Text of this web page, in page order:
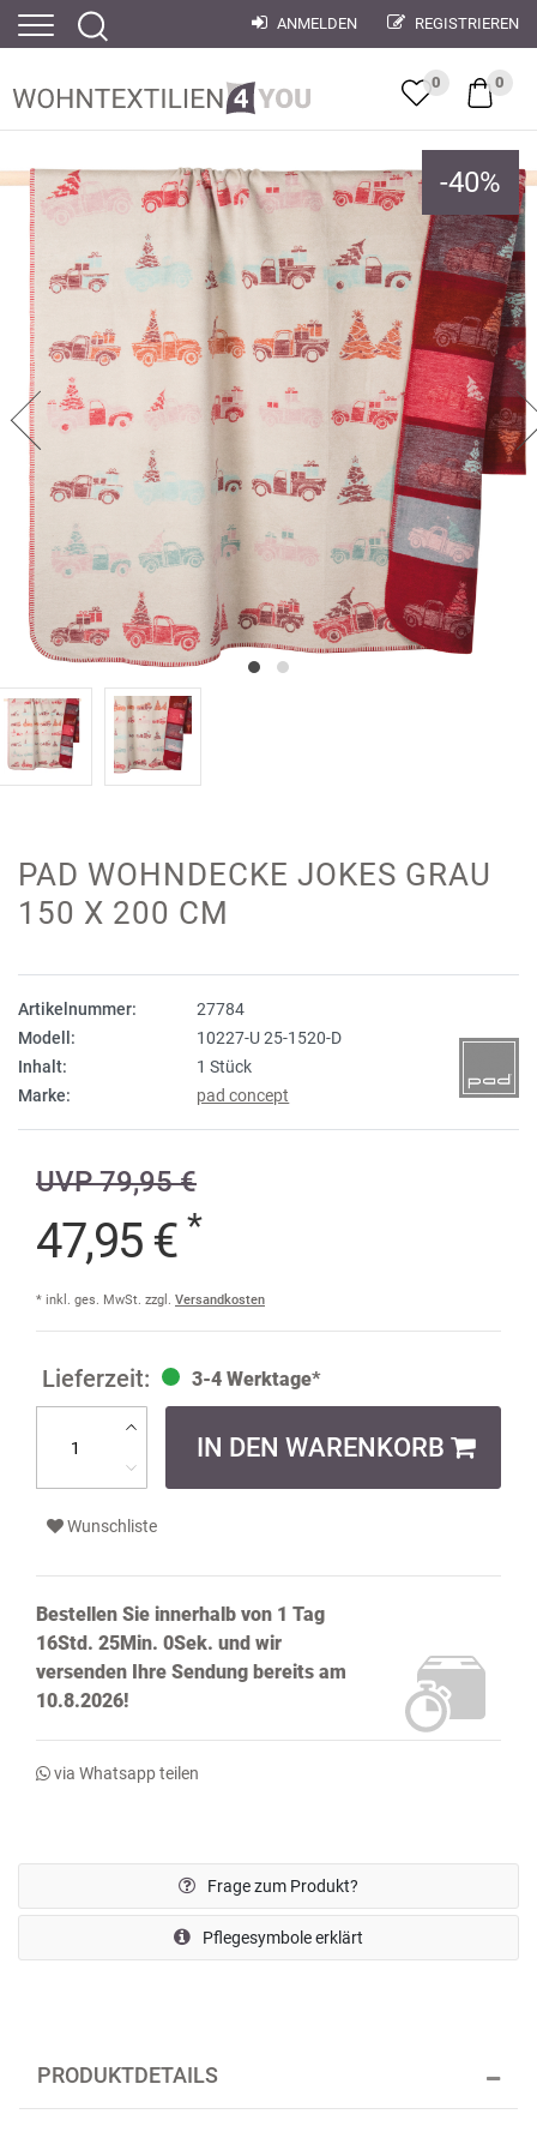
ANMELDEN REGISTRIEREN
0 0
-40%
PAD WOHNDECKE JOKES GRAU
150 X 200 CM
Artikelnummer:
27784
Modell:
10227-U 25-1520-D
Inhalt:
1 Stück
Marke:
pad concept
UVP 79,95 €
47,95 € *
* inkl. ges. MwSt. zzgl. Versandkosten
3-4 Werktage*
IN DEN WARENKORB
Wunschliste
Bestellen Sie innerhalb von 1 Tag
16Std. 25Min. 0Sek. und wir
versenden Ihre Sendung bereits am
10.8.2026!
via Whatsapp teilen
Frage zum Produkt?
Pflegesymbole erklärt
PRODUKTDETAILS